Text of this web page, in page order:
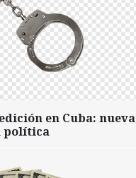
en Cuba: nueva
política